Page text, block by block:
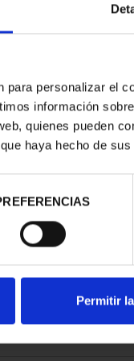
para personalizar el
información
quienes pueden
haya hecho de
Permitir
III -